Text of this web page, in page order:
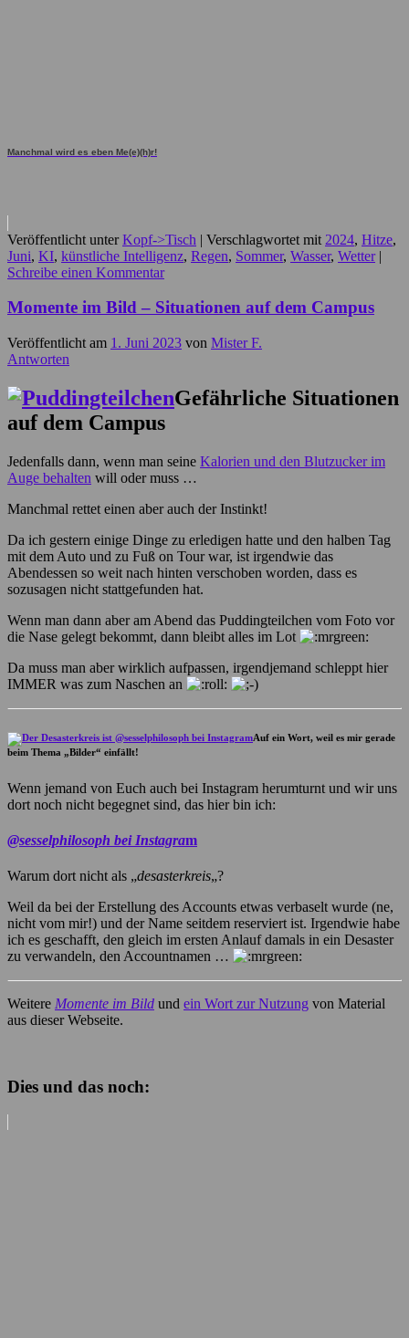
Manchmal wird es eben Me(e)(h)r!
Veröffentlicht unter Kopf->Tisch | Verschlagwortet mit 2024, Hitze,
Juni, KI, künstliche Intelligenz, Regen, Sommer, Wasser, Wetter |
Schreibe einen Kommentar
Momente im Bild – Situationen auf dem Campus
Veröffentlicht am 1. Juni 2023 von Mister F.
Antworten
Gefährliche Situationen
auf dem Campus
Jedenfalls dann, wenn man seine Kalorien und den Blutzucker im
Auge behalten will oder muss …
Manchmal rettet einen aber auch der Instinkt!
Da ich gestern einige Dinge zu erledigen hatte und den halben Tag
mit dem Auto und zu Fuß on Tour war, ist irgendwie das
Abendessen so weit nach hinten verschoben worden, dass es
sozusagen nicht stattgefunden hat.
Wenn man dann aber am Abend das Puddingteilchen vom Foto vor
die Nase gelegt bekommt, dann bleibt alles im Lot
Da muss man aber wirklich aufpassen, irgendjemand schleppt hier
IMMER was zum Naschen an
Auf ein Wort, weil es mir gerade
beim Thema „Bilder“ einfällt!
Wenn jemand von Euch auch bei Instagram herumturnt und wir uns
dort noch nicht begegnet sind, das hier bin ich:
@sesselphilosoph bei Instagram
Warum dort nicht als „desasterkreis„?
Weil da bei der Erstellung des Accounts etwas verbaselt wurde (ne,
nicht vom mir!) und der Name seitdem reserviert ist. Irgendwie habe
ich es geschafft, den gleich im ersten Anlauf damals in ein Desaster
zu verwandeln, den Accountnamen …
Weitere Momente im Bild und ein Wort zur Nutzung von Material
aus dieser Webseite.
Dies und das noch: